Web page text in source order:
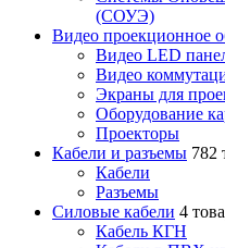
(СОУЭ)
Видео проекционное
Видео LED
Видео
Экраны для
Оборудование
Проекторы
Кабели и разъемы 782
Кабели
Разъемы
Силовые кабели 4
Кабель КГН